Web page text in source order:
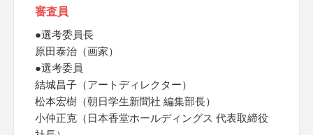
審査員
●選考委員長
原田泰治（画家）
●選考委員
結城昌子（アートディレクター）
松本宏樹（朝日学生新聞社 編集部長）
小仲正克（日本香堂ホールディングス 代表取締役